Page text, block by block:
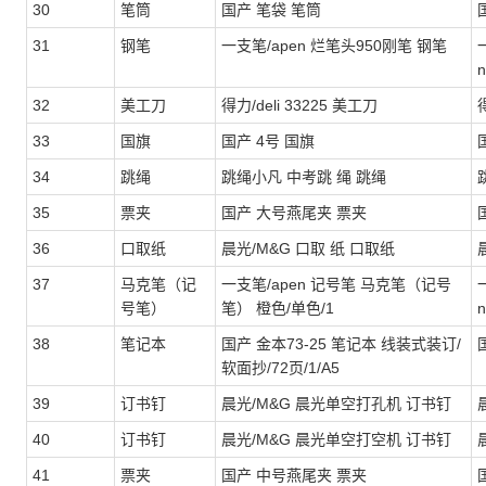
30 笔筒 国产 笔袋 笔筒
31 钢笔 一支笔/apen 烂笔头950刚笔 钢笔
n
32 美工刀 得力/deli 33225 美工刀
33 国旗 国产 4号 国旗
34 跳绳 跳绳小凡 中考跳 绳 跳绳
35 票夹 国产 大号燕尾夹 票夹
36 口取纸 晨光/M&G 口取 纸 口取纸
37
马克笔（记
号笔）
一支笔/apen 记号笔 马克笔（记号
笔） 橙色/单色/1
n
38 笔记本
国产 金本73-25 笔记本 线装式装订/
软面抄/72页/1/A5
39 订书钉 晨光/M&G 晨光单空打孔机 订书钉
40 订书钉 晨光/M&G 晨光单空打空机 订书钉
41 票夹 国产 中号燕尾夹 票夹